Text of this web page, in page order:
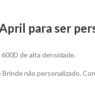
para ser
de alta densidade.
não personalizado.